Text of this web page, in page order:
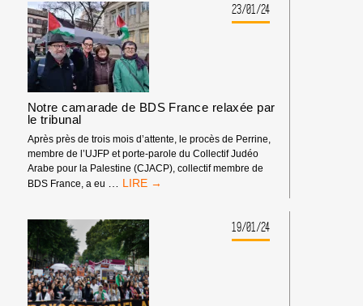
LA
COMPLICITÉ
HONTEUSE
DU
PARTI
DÉMOCRATE
AMÉRICAIN
AVEC
L’APARTHEID
ET
LE
GÉNOCIDE
ISRAÉLIENS
PALESTINIEN·NES.
23/01/24
Notre camarade de BDS France relaxée par
le tribunal
Après près de trois mois d’attente, le procès de Perrine,
membre de l’UJFP et porte-parole du Collectif Judéo
Arabe pour la Palestine (CJACP), collectif membre de
BDS France, a eu
NOTRE
BDS
FRANCE
RELAXÉE
PAR
LE
TRIBUNAL
19/01/24